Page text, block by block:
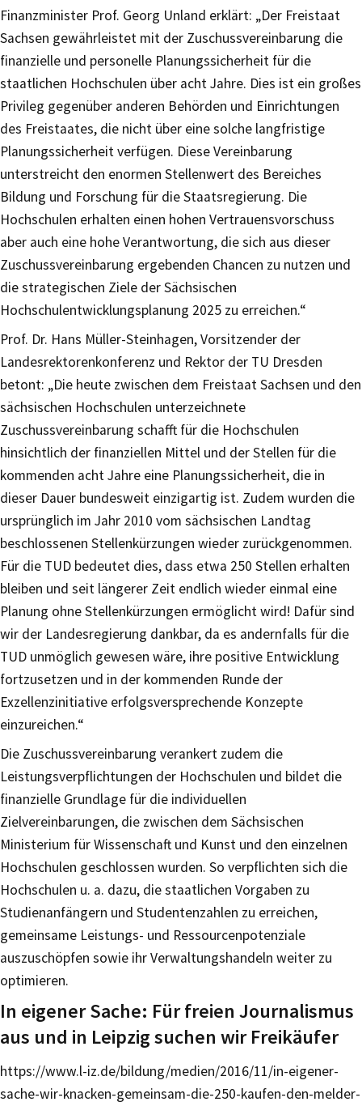
Finanzminister Prof. Georg Unland erklärt: „Der Freistaat
Sachsen gewährleistet mit der Zuschussvereinbarung die
finanzielle und personelle Planungssicherheit für die
staatlichen Hochschulen über acht Jahre. Dies ist ein großes
Privileg gegenüber anderen Behörden und Einrichtungen
des Freistaates, die nicht über eine solche langfristige
Planungssicherheit verfügen. Diese Vereinbarung
unterstreicht den enormen Stellenwert des Bereiches
Bildung und Forschung für die Staatsregierung. Die
Hochschulen erhalten einen hohen Vertrauensvorschuss
aber auch eine hohe Verantwortung, die sich aus dieser
Zuschussvereinbarung ergebenden Chancen zu nutzen und
die strategischen Ziele der Sächsischen
Hochschulentwicklungsplanung 2025 zu erreichen.“
Prof. Dr. Hans Müller-Steinhagen, Vorsitzender der
Landesrektorenkonferenz und Rektor der TU Dresden
betont: „Die heute zwischen dem Freistaat Sachsen und den
sächsischen Hochschulen unterzeichnete
Zuschussvereinbarung schafft für die Hochschulen
hinsichtlich der finanziellen Mittel und der Stellen für die
kommenden acht Jahre eine Planungssicherheit, die in
dieser Dauer bundesweit einzigartig ist. Zudem wurden die
ursprünglich im Jahr 2010 vom sächsischen Landtag
beschlossenen Stellenkürzungen wieder zurückgenommen.
Für die TUD bedeutet dies, dass etwa 250 Stellen erhalten
bleiben und seit längerer Zeit endlich wieder einmal eine
Planung ohne Stellenkürzungen ermöglicht wird! Dafür sind
wir der Landesregierung dankbar, da es andernfalls für die
TUD unmöglich gewesen wäre, ihre positive Entwicklung
fortzusetzen und in der kommenden Runde der
Exzellenzinitiative erfolgsversprechende Konzepte
einzureichen.“
Die Zuschussvereinbarung verankert zudem die
Leistungsverpflichtungen der Hochschulen und bildet die
finanzielle Grundlage für die individuellen
Zielvereinbarungen, die zwischen dem Sächsischen
Ministerium für Wissenschaft und Kunst und den einzelnen
Hochschulen geschlossen wurden. So verpflichten sich die
Hochschulen u. a. dazu, die staatlichen Vorgaben zu
Studienanfängern und Studentenzahlen zu erreichen,
gemeinsame Leistungs- und Ressourcenpotenziale
auszuschöpfen sowie ihr Verwaltungshandeln weiter zu
optimieren.
In eigener Sache: Für freien Journalismus
aus und in Leipzig suchen wir Freikäufer
https://www.l-iz.de/bildung/medien/2016/11/in-eigener-
sache-wir-knacken-gemeinsam-die-250-kaufen-den-melder-